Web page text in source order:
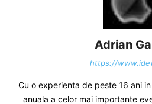
Adrian
https://
Cu o experienta de peste 16 ani
anuala a celor mai importante